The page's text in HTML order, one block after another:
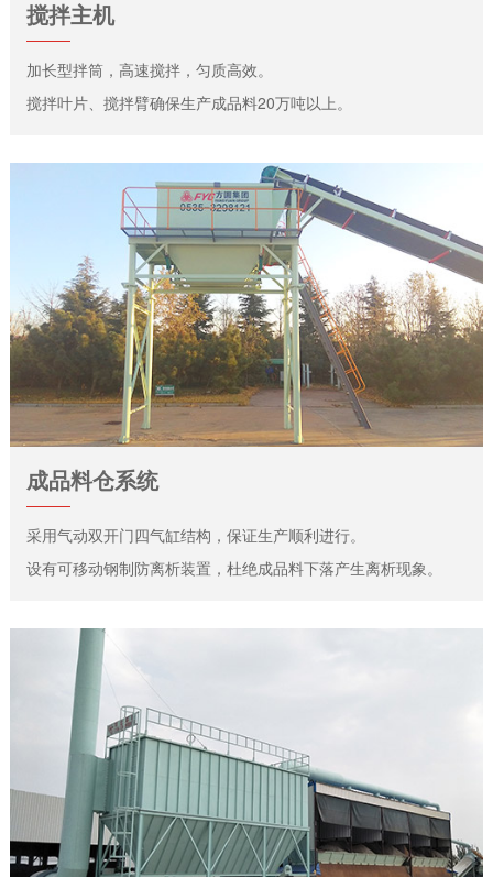
搅拌主机
加长型拌筒，高速搅拌，匀质高效。
搅拌叶片、搅拌臂确保生产成品料20万吨以上。
成品料仓系统
采用气动双开门四气缸结构，保证生产顺利进行。
设有可移动钢制防离析装置，杜绝成品料下落产生离析现象。